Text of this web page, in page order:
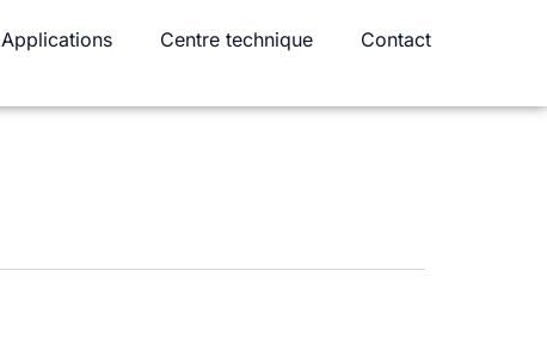
Applications Centre technique Contact